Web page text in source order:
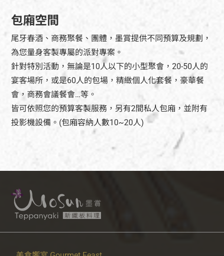
包廂空間
尾牙春酒、商務聚餐、團體，墨賞提供不同預算及規劃，
為您量身客製專屬的派對專案。
針對特別活動，無論是10人以下的小型聚會，20-50人的
宴客場所，或是60人的包場，精緻個人化套餐，豪華餐
會，商務會議餐會…等。
皆可依照您的預算客製服務，另有2間私人包廂，並附有
投影機設備。(包廂容納人數10~20人)